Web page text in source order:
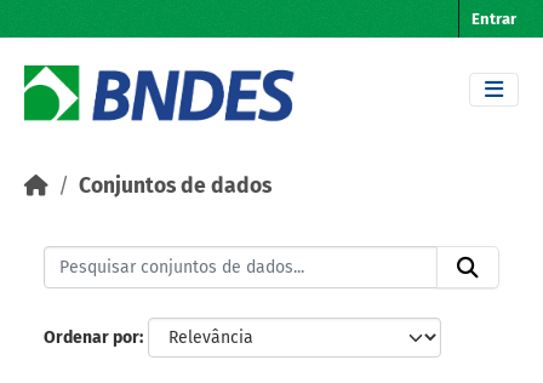
Entrar
Conjuntos de dados
Ordenar por